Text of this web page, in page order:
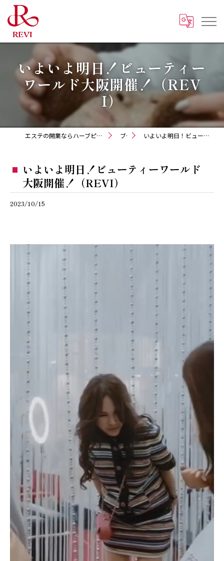
いよいよ明日！ビューティー
ワールド大阪開催！（REV
I）
エステの開業ならハーブピーリング REVI化粧品 正規取扱販売会社 ブログ いよいよ明日！ビューティーワールド大阪開催！（REVI）
いよいよ明日！ビューティーワールド
大阪開催！（REVI）
2023/10/15